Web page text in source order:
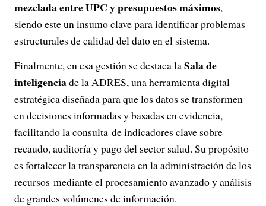
mezclada entre UPC y presupuestos máximos,
siendo este un insumo clave para identificar problemas
estructurales de calidad del dato en el sistema.
Finalmente, en esa gestión se destaca laSala de
inteligenciade la ADRES, una herramienta digital
estratégica diseñada para que los datos se transformen
en decisiones informadas y basadas en evidencia,
facilitando la consulta de indicadores clave sobre
recaudo, auditoría y pago del sector salud. Su propósito
es fortalecer la transparencia en la administración de los
recursos mediante el procesamiento avanzado y análisis
de grandes volúmenes de información.